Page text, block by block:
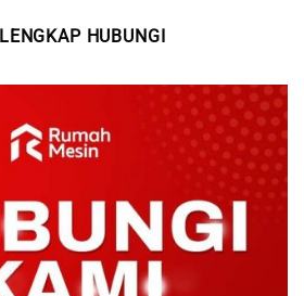
HUBUNGI